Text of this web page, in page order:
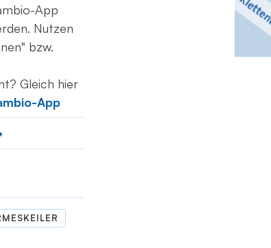
App
Nutzen
bzw.
Gleich hier
App